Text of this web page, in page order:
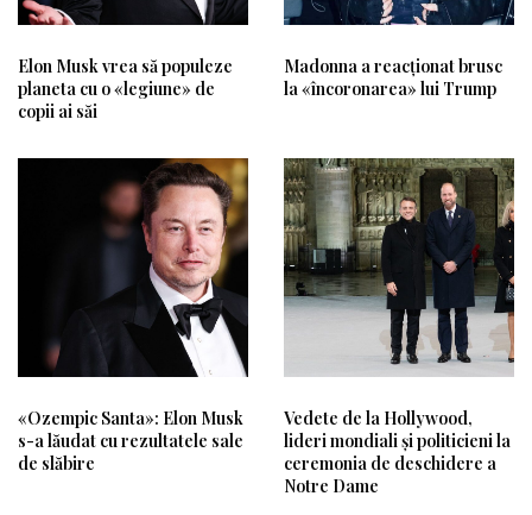
Elon Musk vrea să populeze
planeta cu o «legiune» de
copii ai săi
Madonna a reacționat brusc
la «încoronarea» lui Trump
«Ozempic Santa»: Elon Musk
s-a lăudat cu rezultatele sale
de slăbire
Vedete de la Hollywood,
lideri mondiali și politicieni la
ceremonia de deschidere a
Notre Dame